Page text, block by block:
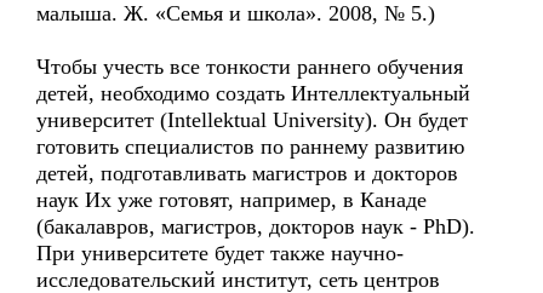
малыша. Ж. «Семья и школа». 2008, № 5.)
Чтобы учесть все тонкости раннего обучения
детей, необходимо создать Интеллектуальный
университет (Intellektual University). Он будет
готовить специалистов по раннему развитию
детей, подготавливать магистров и докторов
наук Их уже готовят, например, в Канаде
(бакалавров, магистров, докторов наук - PhD).
При университете будет также научно-
исследовательский институт, сеть центров